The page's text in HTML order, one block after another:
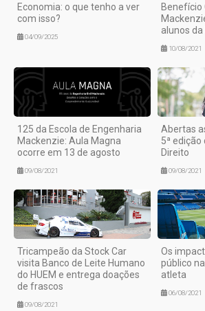
Economia: o que tenho a ver
com isso?
04/09/2025
Benefício
alunos
10/08/2021
125 da Escola de Engenharia
Mackenzie: Aula Magna
ocorre em 13 de agosto
09/08/2021
Abertas
5ª
Direito
09/08/2021
Tricampeão da Stock Car
visita Banco de Leite Humano
do HUEM e entrega doações
de frascos
09/08/2021
Os
público
atleta
06/08/2021